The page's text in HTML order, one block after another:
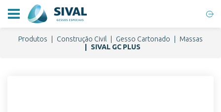
Produtos Construção Civil Gesso Cartonado
Massas
SIVAL GC PLUS